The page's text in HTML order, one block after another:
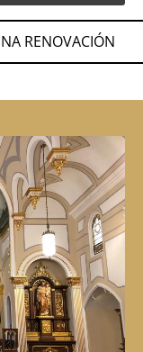
RENOVACIÓN